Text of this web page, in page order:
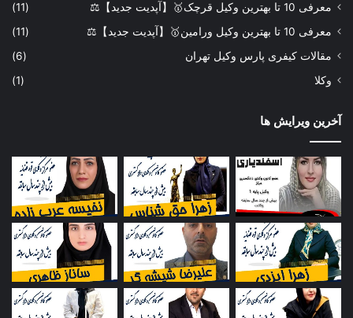
معرفی 10 تا بهترین وکیل قرچک🥇【آپدیت جدید】⚖️
(11)
معرفی 10 تا بهترین وکیل ورامین🥇【آپدیت جدید】⚖️
(11)
مقالات کیفری پارس وکیل تهران
(6)
وکلا
(1)
آخرین ویرایش ها